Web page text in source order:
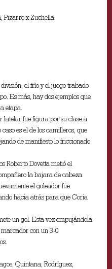
Pizarro x Zuchella
el frío y el juego trabado
Es más, hay dos ejemplos que
etapa.
latelar fue figura por su clase a
es el de los camilleros, que
de manifiesto lo friccionado
Roberto Dovetta metió el
la bajara de cabeza.
el goleador fue
hacia atrás para que Coria
un gol. Esta vez empujándola
con un 3-0
Quintana, Rodríguez,